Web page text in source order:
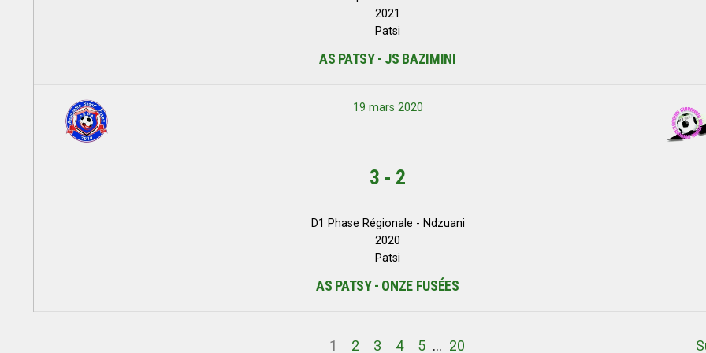
2021
Patsi
AS PATSY - JS BAZIMINI
19 mars 2020
3 - 2
D1 Phase Régionale - Ndzuani
2020
Patsi
AS PATSY - ONZE FUSÉES
1 2 3 4 5 … 20